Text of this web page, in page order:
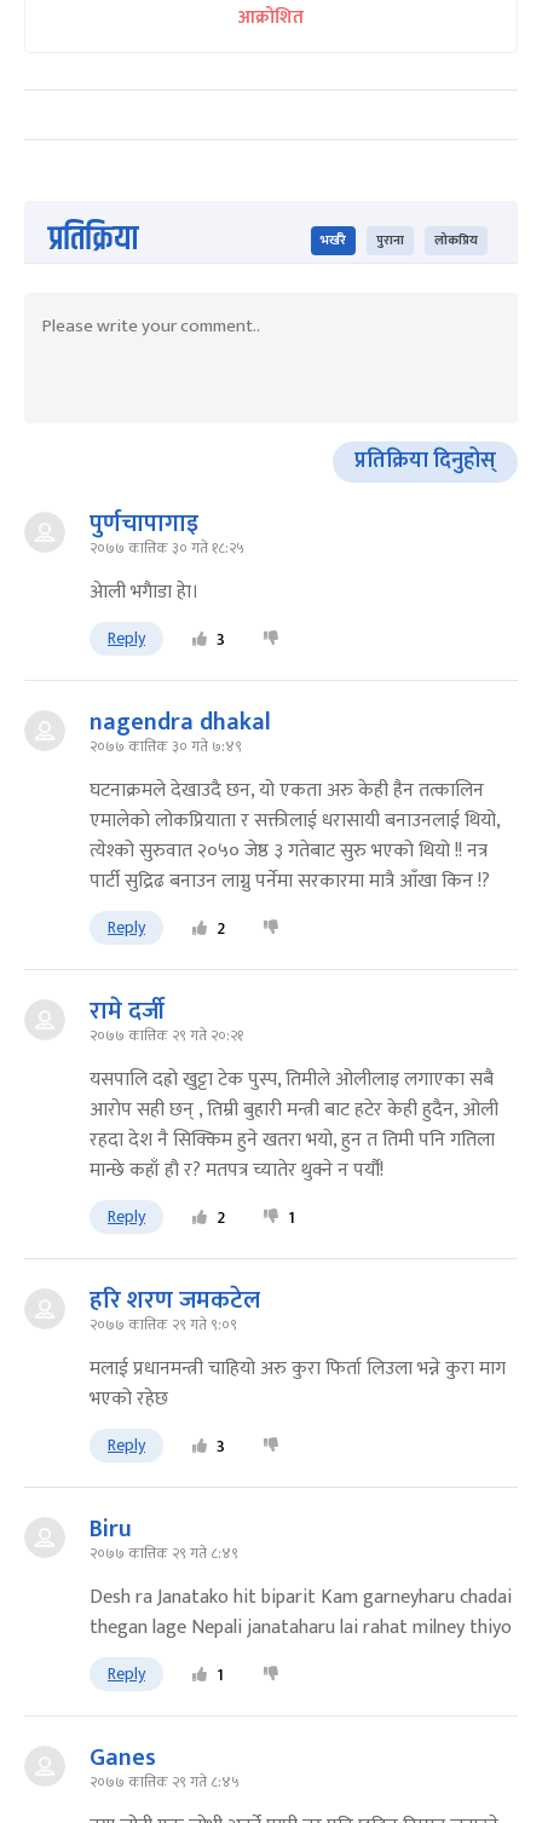
आक्रोशित
प्रतिक्रिया भर्खरै पुराना लोकप्रिय
प्रतिक्रिया दिनुहोस्
पुर्णचापागाइ
२०७७ कात्तिक ३० गते १८:२५
अेाली भगैाडा हेा।
Reply 3
nagendra dhakal
२०७७ कात्तिक ३० गते ७:४९
घटनाक्रमले देखाउदै छन, यो एकता अरु केही हैन तत्कालिन
एमालेको लोकप्रियाता र सक्तीलाई धरासायी बनाउनलाई थियो,
त्येश्को सुरुवात २०५० जेष्ठ ३ गतेबाट सुरु भएको थियो !! नत्र
पार्टी सुद्रिढ बनाउन लाग्नु पर्नेमा सरकारमा मात्रै आँखा किन !?
Reply 2
रामे दर्जी
२०७७ कात्तिक २९ गते २०:२१
यसपालि दह्रो खुट्टा टेक पुस्प, तिमीले ओलीलाइ लगाएका सबै
आरोप सही छन् , तिम्री बुहारी मन्त्री बाट हटेर केही हुदैन, ओली
रहदा देश नै सिक्किम हुने खतरा भयो, हुन त तिमी पनि गतिला
मान्छे कहाँ हौ र? मतपत्र च्यातेर थुक्ने न पर्यौ!
Reply 2 1
हरि शरण जमकटेल
२०७७ कात्तिक २९ गते ९:०९
मलाई प्रधानमन्त्री चाहियो अरु कुरा फिर्ता लिउला भन्ने कुरा माग
भएको रहेछ
Reply 3
Biru
२०७७ कात्तिक २९ गते ८:४९
Desh ra Janatako hit biparit Kam garneyharu chadai
thegan lage Nepali janataharu lai rahat milney thiyo
Reply 1
Ganes
२०७७ कात्तिक २९ गते ८:४५